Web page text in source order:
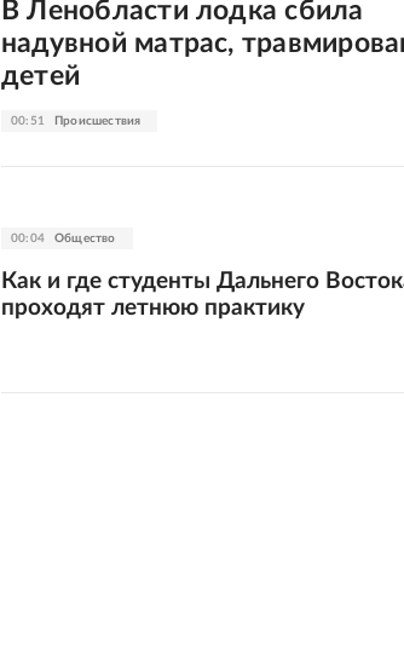
00:51 Происшествия
В Ленобласти лодка сбила
надувной матрас,
детей
00:04 Общество
Как и где студенты Дальнего
проходят летнюю практику